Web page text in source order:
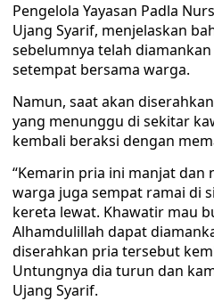
Pengelola Yayasan Padla
Ujang Syarif, menjelaskan
sebelumnya telah
setempat bersama warga.
Namun, saat akan
yang menunggu di sekitar
kembali beraksi dengan
“Kemarin pria ini manjat dan
warga juga sempat ramai di
kereta lewat. Khawatir mau
Alhamdulillah dapat
diserahkan pria tersebut
Untungnya dia turun dan
Ujang Syarif.